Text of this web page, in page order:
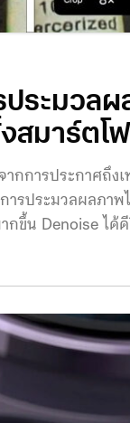
ระมวลผ
สมาร์ตโ
กการประกาศถึง
รประมวลผลภา
กขึ้น Denoise ได้